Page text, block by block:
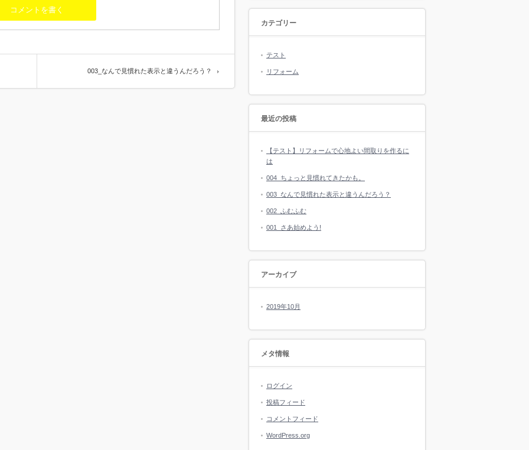
003_なんで見慣れた表示と違うんだろう？
カテゴリー
テスト
リフォーム
最近の投稿
【テスト】リフォームで心地よい間取りを作るに
は
004_ちょっと見慣れてきたかも。
003_なんで見慣れた表示と違うんだろう？
002_ふむふむ
001_さあ始めよう!
アーカイブ
2019年10月
メタ情報
ログイン
投稿フィード
コメントフィード
WordPress.org